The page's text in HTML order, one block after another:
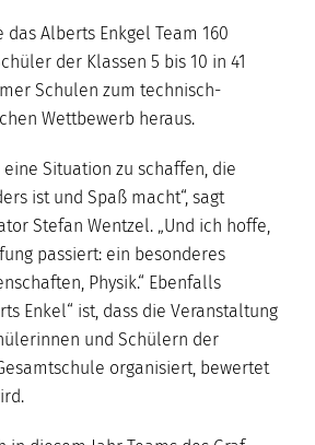
das Alberts Enkgel Team 160
der Klassen 5 bis 10 in 41
Schulen zum technisch-
Wettbewerb heraus.
eine Situation zu schaffen, die
ist und Spaß macht“, sagt
Stefan Wentzel. „Und ich hoffe,
passiert: ein besonderes
Physik.“ Ebenfalls
Enkel“ ist, dass die Veranstaltung
und Schülern der
organisiert, bewertet